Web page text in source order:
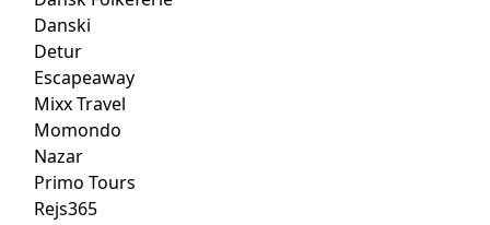
Danski
Detur
Escapeaway
Mixx Travel
Momondo
Nazar
Primo Tours
Rejs365